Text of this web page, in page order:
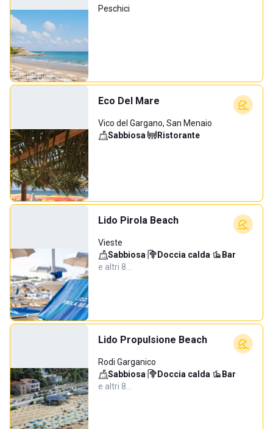
Peschici
Eco Del Mare
Vico del Gargano, San Menaio
Sabbiosa· Ristorante
Lido Pirola Beach
Vieste
Sabbiosa· Doccia calda· Bar·
e altri 8…
Lido Propulsione Beach
Rodi Garganico
Sabbiosa· Doccia calda· Bar·
e altri 8…